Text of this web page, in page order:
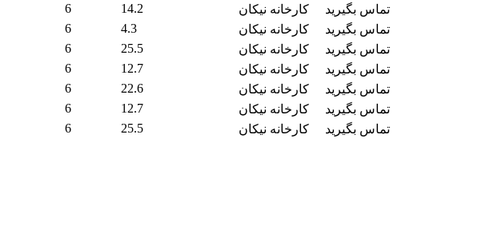
6 14.2 کارخانه نیکان
تماس بگیرید
6 4.3 کارخانه نیکان
تماس بگیرید
6 25.5 کارخانه نیکان
تماس بگیرید
6 12.7 کارخانه نیکان
تماس بگیرید
6 22.6 کارخانه نیکان
تماس بگیرید
6 12.7 کارخانه نیکان
تماس بگیرید
6 25.5 کارخانه نیکان تماس بگیرید